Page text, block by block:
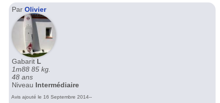
Par Olivier
Gabarit L
1m88 85 kg.
48 ans
Niveau Intermédiaire
Avis ajouté le 16 Septembre 2014--